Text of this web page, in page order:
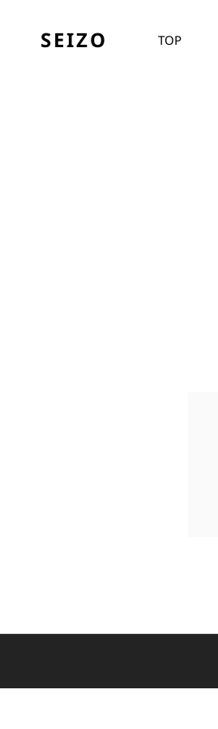
SEIZO TOP